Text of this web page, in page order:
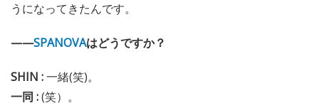
うになってきたんです。
——SPANOVAはどうですか？
SHIN :一緒(笑)。
一同 :(笑）。